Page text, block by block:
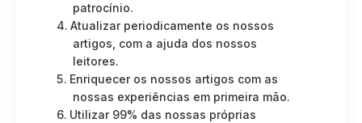
patrocínio.
Atualizar periodicamente os nossos
artigos, com a ajuda dos nossos
leitores.
Enriquecer os nossos artigos com as
nossas experiências em primeira mão.
Utilizar 99% das nossas próprias